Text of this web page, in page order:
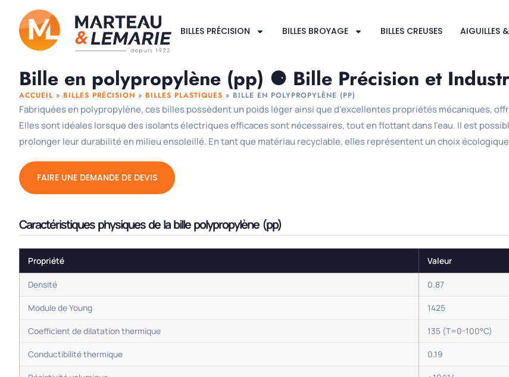
BILLES PRÉCISION BILLES BROYAGE BILLES CREUSES AIGUILLES
Bille en polypropylène (pp) ⚈ Bille Précision et
ACCUEIL » BILLES PRÉCISION » BILLES PLASTIQUES » BILLE EN POLYPROPYLÈNE (PP)
Fabriquées en polypropylène, ces billes possèdent un poids léger ainsi que d’excellentes propriétés mécaniques,
Elles sont idéales lorsque des isolants électriques efficaces sont nécessaires, tout en flottant dans l’eau. Il est
prolonger leur durabilité en milieu ensoleillé. En tant que matériau recyclable, elles représentent un choix
FAIRE UNE DEMANDE DE DEVIS
Caractéristiques physiques de la bille polypropylène (pp)
Propriété Valeur
Densité 0.87
Module de Young 1425
Coefficient de dilatation thermique 135 (T=0-100°C)
Conductibilité thermique 0.19